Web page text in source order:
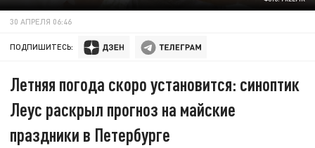
30 АПРЕЛЯ 06:46
ПОДПИШИТЕСЬ:
Летняя погода скоро установится: синоптик
Леус раскрыл прогноз на майские
праздники в Петербурге